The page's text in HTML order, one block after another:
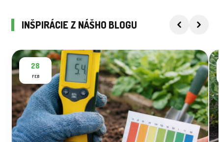
INŠPIRÁCIE Z NÁŠHO BLOGU
28
FEB